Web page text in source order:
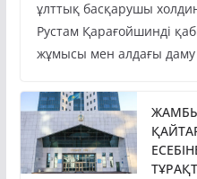
ұлттық басқарушы
Рустам Қарағойшинді
жұмысы мен алдағы